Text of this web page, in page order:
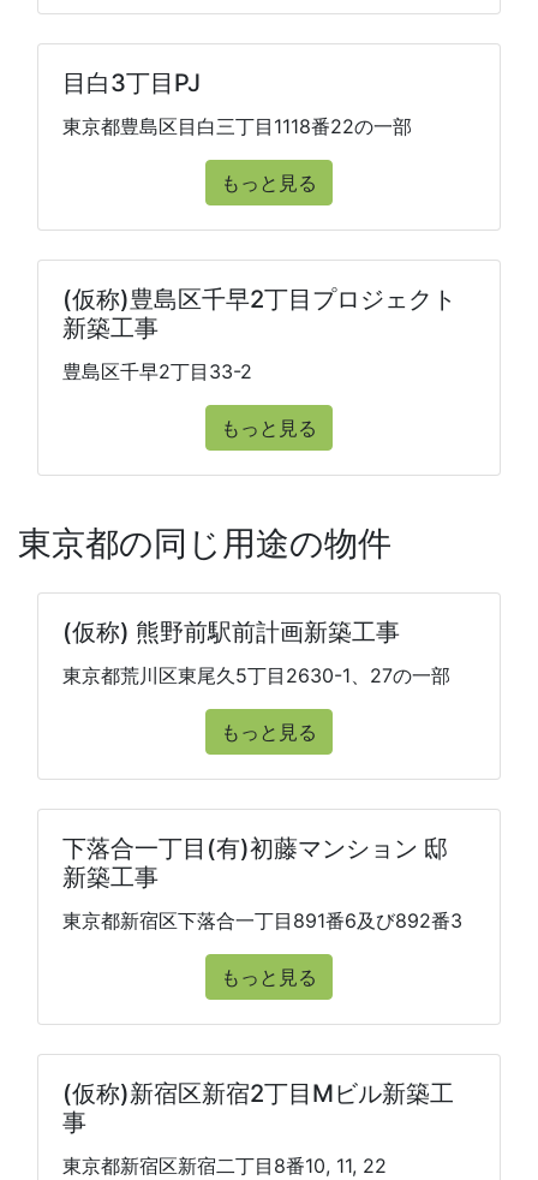
目白3丁目PJ
東京都豊島区目白三丁目1118番22の一部
もっと見る
(仮称)豊島区千早2丁目プロジェクト
新築工事
豊島区千早2丁目33-2
もっと見る
東京都の同じ用途の物件
(仮称) 熊野前駅前計画新築工事
東京都荒川区東尾久5丁目2630-1、27の一部
もっと見る
下落合一丁目(有)初藤マンション 邸
新築工事
東京都新宿区下落合一丁目891番6及び892番3
もっと見る
(仮称)新宿区新宿2丁目Mビル新築工
事
東京都新宿区新宿二丁目8番10, 11, 22